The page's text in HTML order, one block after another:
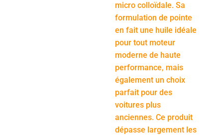
micro colloïdale. Sa
formulation de pointe
en fait une huile idéale
pour tout moteur
moderne de haute
performance, mais
également un choix
parfait pour des
voitures plus
anciennes. Ce produit
dépasse largement les